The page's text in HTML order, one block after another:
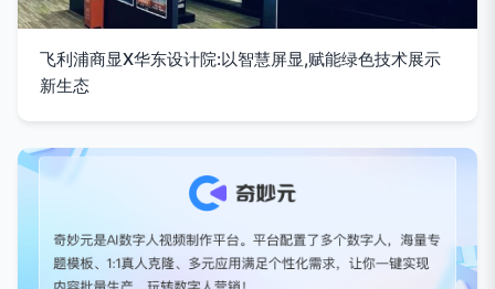
飞利浦商显X华东设计院:以智慧屏显,赋能绿色技术展示
新生态